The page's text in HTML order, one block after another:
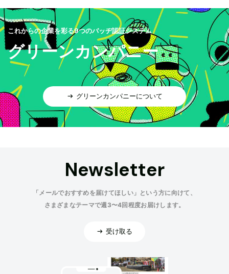
これからの企業を彩る9つのバッヂ認証システム
グリーンカンパニー
グリーンカンパニーについて
Newsletter
「メールでおすすめを届けてほしい」という方に向けて、
さまざまなテーマで週3〜4回程度お届けします。
受け取る